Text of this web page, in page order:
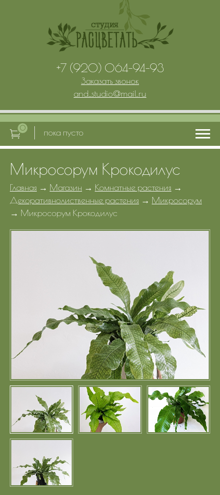
Микросорум Крокодилус
Главная → Магазин → Комнатные растения →
Декоративнолиственные растения → Микросорум
→ Микросорум Крокодилус
+7 (920) 064-94-93
Заказать звонок
and_studio@mail.ru
0 пока пусто
Главная
Услуги
Портфолио
Цены
Контакты